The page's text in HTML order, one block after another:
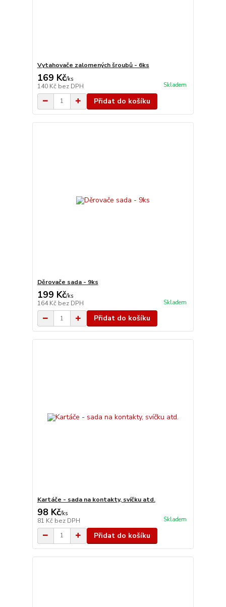
Vytahovače zalomených šroubů - 6ks
169 Kč/ks
140 Kč bez DPH Skladem
Přidat do košíku
Děrovače sada - 9ks
199 Kč/ks
164 Kč bez DPH Skladem
Přidat do košíku
Kartáče - sada na kontakty, svíčku atd.
98 Kč/ks
81 Kč bez DPH Skladem
Přidat do košíku